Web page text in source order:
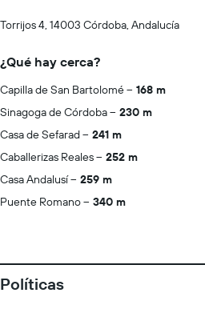
Torrijos 4, 14003 Córdoba, Andalucía
¿Qué hay cerca?
Capilla de San Bartolomé
168 m
Sinagoga de Córdoba
230 m
Casa de Sefarad
241 m
Caballerizas Reales
252 m
Casa Andalusí
259 m
Puente Romano
340 m
Políticas